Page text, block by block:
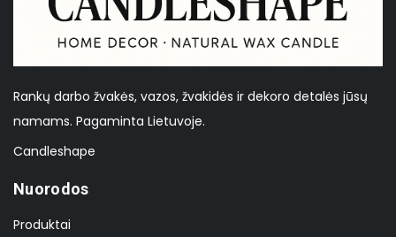
Rankų darbo žvakės, vazos, žvakidės ir dekoro detalės jūsų
namams. Pagaminta Lietuvoje.
Candleshape
Nuorodos
Produktai